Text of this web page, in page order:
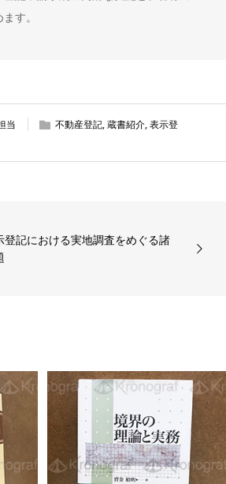
す。
当 不動産登記,蔵書紹介,表示登
登記における実地調査をめぐる諸